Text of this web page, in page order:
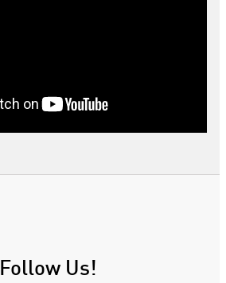
Follow Us!